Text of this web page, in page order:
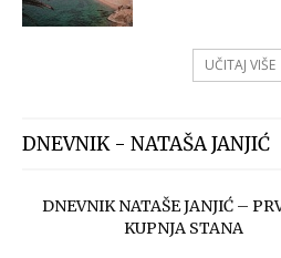
UČITAJ VIŠE
DNEVNIK - NATAŠA JANJIĆ
DNEVNIK NATAŠE JANJIĆ –
KUPNJA STANA